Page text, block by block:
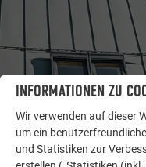
LASSEN SIE SICH
WEITERE OBJEKTE
INFORMATIONEN ZU
Wir verwenden auf dieser
um ein
und Statistiken zur